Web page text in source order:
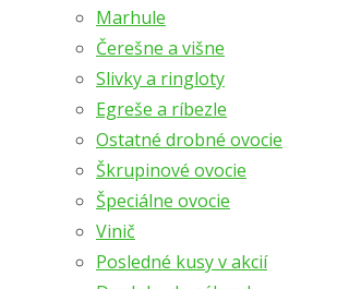
Marhule
Čerešne a višne
Slivky a ringloty
Egreše a ríbezle
Ostatné drobné ovocie
Škrupinové ovocie
Špeciálne ovocie
Vinič
Posledné kusy v akcií